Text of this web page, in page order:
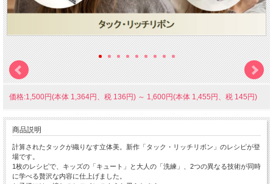
価格:1,500円(本体 1,364円、税 136円) ～ 1,600円(本体 1,455円、税 145円)
商品説明
計算されたタックが織りなす立体美。新作「タック・リッチリボン」のレシピが登
場です。
1枚のレシピで、キッズの「キュート」と大人の「洗練」、2つの異なる技術が同時
に学べる贅沢な内容に仕上げました。